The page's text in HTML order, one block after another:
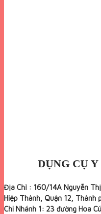
DỤNG CỤ
Địa Chỉ : 160/14A Nguyễn
Hiệp Thành, Quận 12, Thành
Chi Nhánh 1: 23 đường Hoa